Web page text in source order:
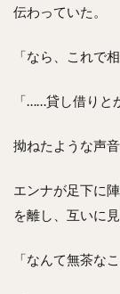
伝わっていた。
「なら、これで
「……貸し借りと
拗ねたような声音
エンナが足下に
を離し、互いに見
「なんて無茶な